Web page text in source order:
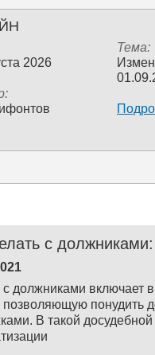
2026
Тема:
с
с должниками включает
позволяющую понудить
В такой